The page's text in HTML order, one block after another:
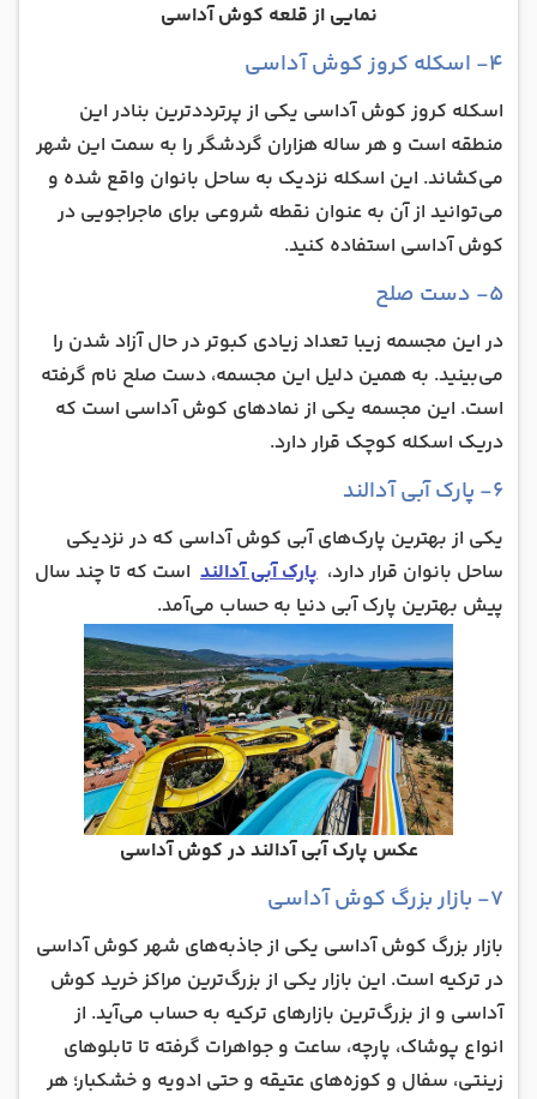
نمایی از قلعه کوش آداسی
۴- اسکله کروز کوش آداسی
اسکله کروز کوش آداسی یکی از پرترددترین بنادر این
منطقه است و هر ساله هزاران گردشگر را به سمت این شهر
می‌کشاند. این اسکله نزدیک به ساحل بانوان واقع شده و
می‌توانید از آن به عنوان نقطه شروعی برای ماجراجویی‌ در
کوش آداسی استفاده کنید.
۵- دست صلح
در این مجسمه زیبا تعداد زیادی کبوتر در حال آزاد شدن را
می‌بینید. به همین دلیل این مجسمه، دست صلح نام گرفته
است. این مجسمه یکی از نمادهای کوش آداسی است که
دریک اسکله کوچک قرار دارد.
۶- پارک آبی آدالند
یکی از بهترین پارک‌های آبی کوش آداسی که در نزدیکی
ساحل بانوان قرار دارد، پارک آبی آدالند است که تا چند سال
پیش بهترین پارک آبی دنیا به حساب می‌آمد.
عکس پارک آبی آدالند در کوش آداسی
۷- بازار بزرگ کوش آداسی
بازار بزرگ کوش آداسی یکی از جاذبه‌های شهر کوش آداسی
در ترکیه است. این بازار یکی از بزرگ‌ترین مراکز خرید کوش
آداسی و از بزرگ‌ترین بازارهای ترکیه به حساب می‌آید. از
انواع پوشاک، پارچه، ساعت و جواهرات گرفته تا تابلوهای
زینتی، سفال و کوزه‌های عتیقه و حتی ادویه و خشکبار؛ هر